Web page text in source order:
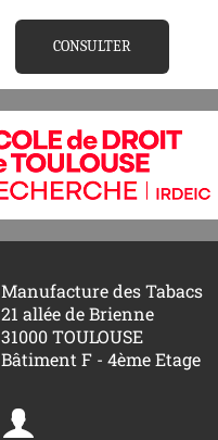
CONSULTER
Manufacture des Tabacs
21 allée de Brienne
31000 TOULOUSE
Bâtiment F - 4ème Etage